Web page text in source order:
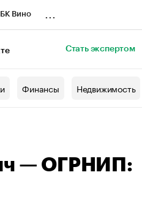
Вино
Стать экспертом
Финансы Недвижимость
— ОГРНИП: